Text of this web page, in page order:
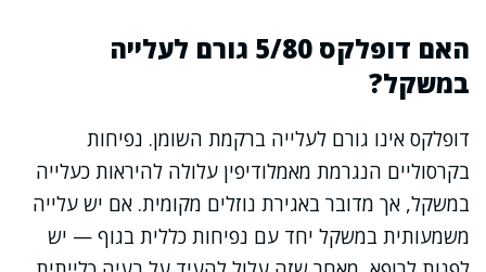
האם דופלקס 5/80 גורם לעלייה
במשקל?
דופלקס אינו גורם לעלייה ברקמת השומן. נפיחות
בקרסוליים הנגרמת מאמלודיפין עלולה להיראות כעלייה
במשקל, אך מדובר באגירת נוזלים מקומית. אם יש עלייה
משמעותית במשקל יחד עם נפיחות כללית בגוף — יש